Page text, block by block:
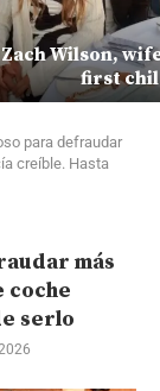
Zach Wilson,
first
para defraudar
creíble. Hasta
más
coche
serlo